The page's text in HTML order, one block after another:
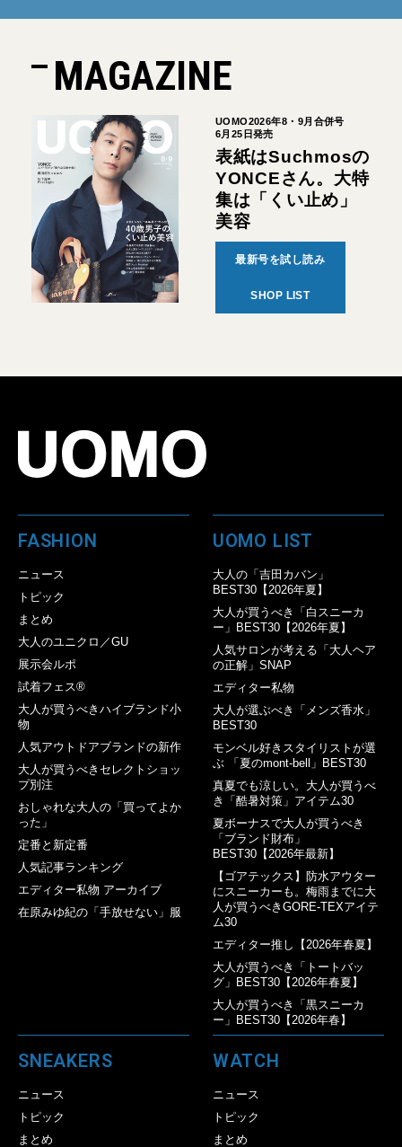
MAGAZINE
UOMO2026年8・9月合併号
6月25日発売
表紙はSuchmosの
YONCEさん。大特
集は「くい止め」
美容
最新号を試し読み
SHOP LIST
FASHION
ニュース
トピック
まとめ
大人のユニクロ／GU
展示会ルポ
試着フェス®︎
大人が買うべきハイブランド小
物
人気アウトドアブランドの新作
大人が買うべきセレクトショッ
プ別注
おしゃれな大人の「買ってよか
った」
定番と新定番
人気記事ランキング
エディター私物 アーカイブ
在原みゆ紀の「手放せない」服
UOMO LIST
大人の「吉田カバン」
BEST30【2026年夏】
大人が買うべき「白スニーカ
ー」BEST30【2026年夏】
人気サロンが考える「大人ヘア
の正解」SNAP
エディター私物
大人が選ぶべき「メンズ香水」
BEST30
モンベル好きスタイリストが選
ぶ 「夏のmont-bell」BEST30
真夏でも涼しい。大人が買うべ
き「酷暑対策」アイテム30
夏ボーナスで大人が買うべき
「ブランド財布」
BEST30【2026年最新】
【ゴアテックス】防水アウター
にスニーカーも。梅雨までに大
人が買うべきGORE-TEXアイテ
ム30
エディター推し【2026年春夏】
大人が買うべき「トートバッ
グ」BEST30【2026年春夏】
大人が買うべき「黒スニーカ
ー」BEST30【2026年春】
SNEAKERS
ニュース
トピック
まとめ
WATCH
ニュース
トピック
まとめ